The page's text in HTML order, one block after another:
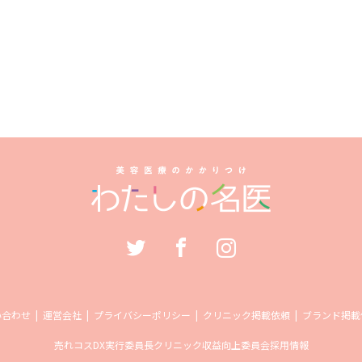
わせ 運営会社 プライバシーポリシー クリニック掲載依頼 ブランド掲
売れコスDX実行委員長クリニック収益向上委員会採用情報